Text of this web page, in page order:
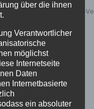
über die ihnen
Verantwortlicher
möglichst
Internetseite
Daten
Internetbasierte
ein absoluter